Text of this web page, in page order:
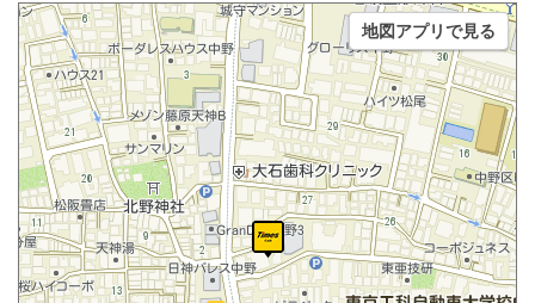
地図アプリで見る